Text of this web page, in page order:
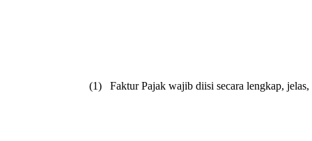
(1) Faktur Pajak wajib diisi secara lengkap, jelas,